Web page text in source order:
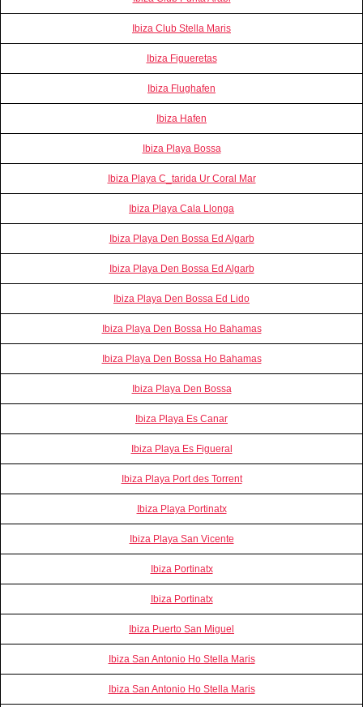
Ibiza Club Stella Maris
Ibiza Figueretas
Ibiza Flughafen
Ibiza Hafen
Ibiza Playa Bossa
Ibiza Playa C_tarida Ur Coral Mar
Ibiza Playa Cala Llonga
Ibiza Playa Den Bossa Ed Algarb
Ibiza Playa Den Bossa Ed Algarb
Ibiza Playa Den Bossa Ed Lido
Ibiza Playa Den Bossa Ho Bahamas
Ibiza Playa Den Bossa Ho Bahamas
Ibiza Playa Den Bossa
Ibiza Playa Es Canar
Ibiza Playa Es Figueral
Ibiza Playa Port des Torrent
Ibiza Playa Portinatx
Ibiza Playa San Vicente
Ibiza Portinatx
Ibiza Portinatx
Ibiza Puerto San Miguel
Ibiza San Antonio Ho Stella Maris
Ibiza San Antonio Ho Stella Maris